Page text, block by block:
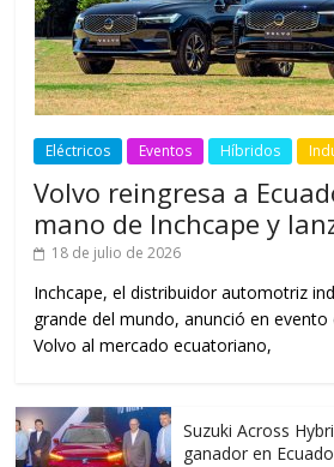
Eléctricos Eventos Híbridos
Volvo reingresa a
mano de Inchcape y
18 de julio de 2026
Inchcape, el distribuidor automotriz
grande del mundo, anunció en evento
Volvo al mercado ecuatoriano,
Suzuki Across
ganador en